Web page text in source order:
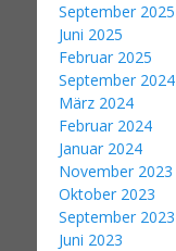
September 2025
Juni 2025
Februar 2025
September 2024
März 2024
Februar 2024
Januar 2024
November 2023
Oktober 2023
September 2023
Juni 2023